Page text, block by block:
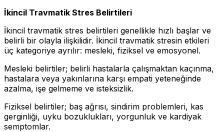
İkincil Travmatik Stres Belirtileri
İkincil travmatik stres belirtileri genellikle hızlı başlar ve
belirli bir olayla ilişkilidir. İkincil travmatik stresin etkileri
üç kategoriye ayrılır: mesleki, fiziksel ve emosyonel.
Mesleki belirtiler; belirli hastalarla çalışmaktan kaçınma,
hastalara veya yakınlarına karşı empati yeteneğinde
azalma, işe gelmeme ve isteksizlik.
Fiziksel belirtiler; baş ağrısı, sindirim problemleri, kas
gerginliği, uyku bozuklukları, yorgunluk ve kardiyak
semptomlar.